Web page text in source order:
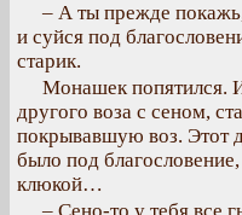
– А ты прежде
и суйся под
старик.
Монашек попятился.
другого воза с сеном,
покрывавшую воз. Этот
было под
клюкой…